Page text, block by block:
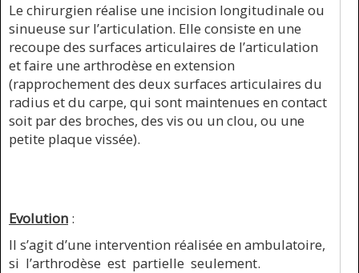
Le chirurgien réalise une incision longitudinale ou
sinueuse sur l’articulation. Elle consiste en une
recoupe des surfaces articulaires de l’articulation
et faire une arthrodèse en extension
(rapprochement des deux surfaces articulaires du
radius et du carpe, qui sont maintenues en contact
soit par des broches, des vis ou un clou, ou une
petite plaque vissée).
Evolution :
Il s’agit d’une intervention réalisée en ambulatoire,
si l’arthrodèse est partielle seulement.